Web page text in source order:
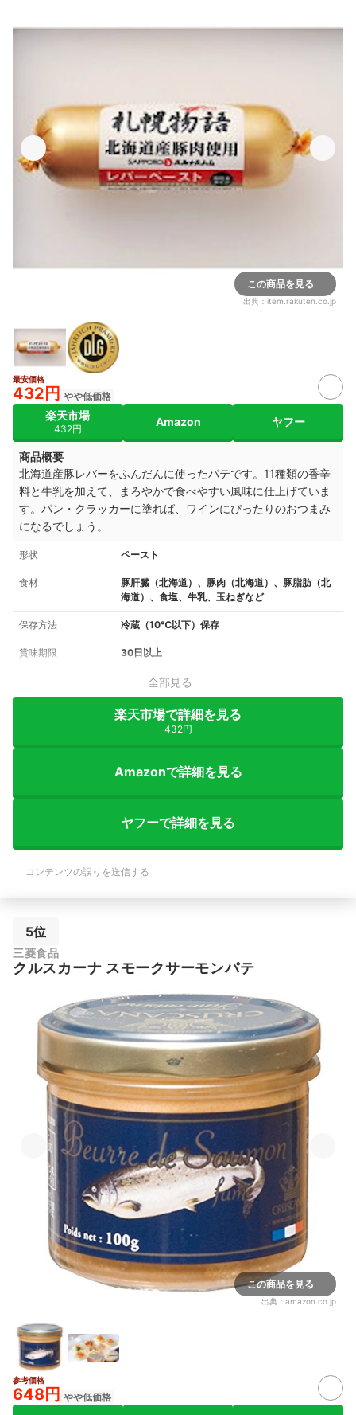
この商品を見る
出典： item.rakuten.co.jp
最安価格
432円 やや低価格
楽天市場
432円
Amazon ヤフー
商品概要
北海道産豚レバーをふんだんに使ったパテです。11種類の香辛
料と牛乳を加えて、まろやかで食べやすい風味に仕上げていま
す。パン・クラッカーに塗れば、ワインにぴったりのおつまみ
になるでしょう。
形状 ペースト
食材
豚肝臓（北海道）、豚肉（北海道）、豚脂肪（北
海道）、食塩、牛乳、玉ねぎなど
保存方法 冷蔵（10℃以下）保存
賞味期限 30日以上
全部見る
楽天市場で詳細を見る
432円
Amazonで詳細を見る
ヤフーで詳細を見る
コンテンツの誤りを送信する
5位
三菱食品
クルスカーナ スモークサーモンパテ
この商品を見る
出典： amazon.co.jp
参考価格
648円 やや低価格